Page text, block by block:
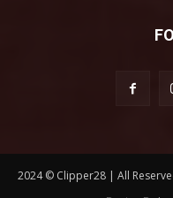
2024 © Clipper28 | All